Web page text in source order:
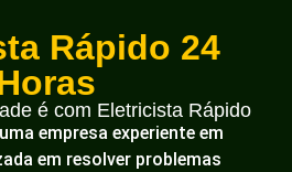
Rápido 24
é com Eletricista Rápido
empresa experiente em
em resolver problemas